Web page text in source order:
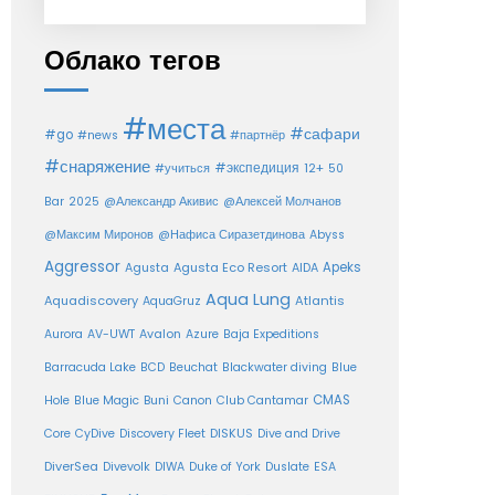
Облако тегов
#go #news #места #партнёр #сафари
#снаряжение #учиться #экспедиция 12+ 50
Bar 2025 @Александр Акивис @Алексей Молчанов
@Максим Миронов @Нафиса Сиразетдинова Abyss
Aggressor Agusta Agusta Eco Resort AIDA Apeks
Aquadiscovery AquaGruz Aqua Lung Atlantis
Aurora AV-UWT Avalon Azure Baja Expeditions
Barracuda Lake BCD Beuchat Blackwater diving Blue
Hole Blue Magic Buni Canon Club Cantamar CMAS
Core CyDive Discovery Fleet DISKUS Dive and Drive
DiverSea Divevolk DIWA Duke of York Duslate ESA